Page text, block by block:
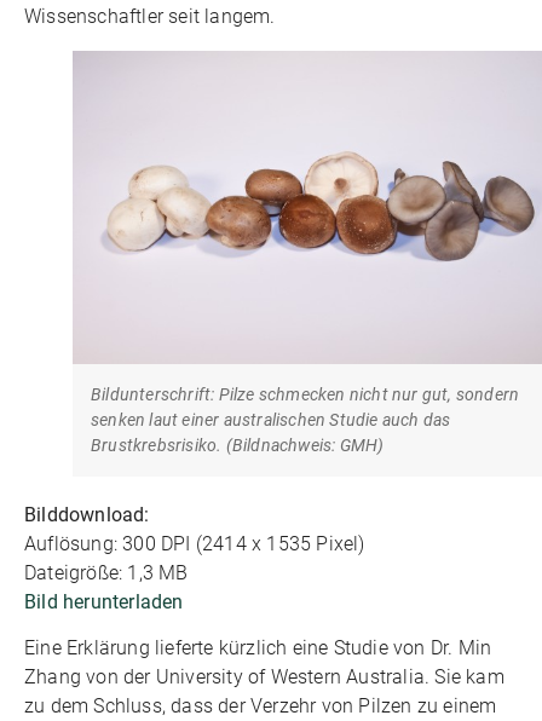
Wissenschaftler seit langem.
Bildunterschrift: Pilze schmecken nicht nur gut, sondern
senken laut einer australischen Studie auch das
Brustkrebsrisiko. (Bildnachweis: GMH)
Bilddownload:
Auflösung: 300 DPI (2414 x 1535 Pixel)
Dateigröße: 1,3 MB
Bild herunterladen
Eine Erklärung lieferte kürzlich eine Studie von Dr. Min
Zhang von der University of Western Australia. Sie kam
zu dem Schluss, dass der Verzehr von Pilzen zu einem